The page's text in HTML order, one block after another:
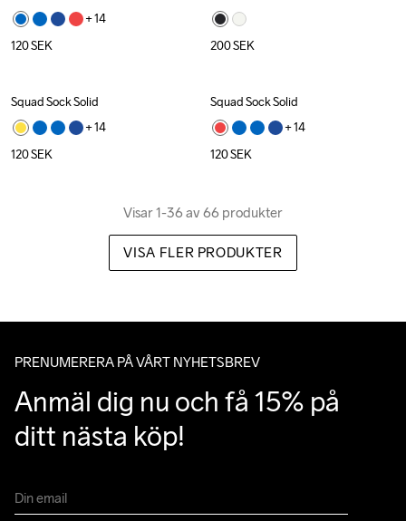
+ 14
120SEK 200SEK
Squad Sock Solid
+ 14
120SEK
Squad Sock Solid
+ 14
120SEK
Visar 1-36 av 66 produkter
VISA FLER PRODUKTER
PRENUMERERA PÅ VÅRT NYHETSBREV
Anmäl dig nu och få 15% på
ditt nästa köp!